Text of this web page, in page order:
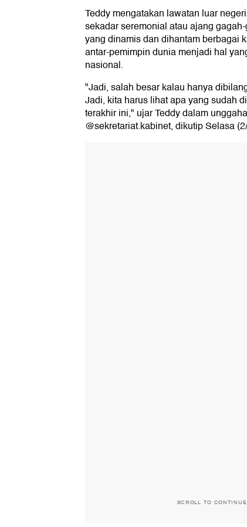
Teddy mengatakan lawatan luar
sekadar seremonial atau ajang
yang dinamis dan dihantam berbagai
antar-pemimpin dunia menjadi hal
nasional.
"Jadi, salah besar kalau hanya
Jadi, kita harus lihat apa yang sudah
terakhir ini," ujar Teddy dalam
@sekretariat.kabinet, dikutip Selasa
SCROLL TO